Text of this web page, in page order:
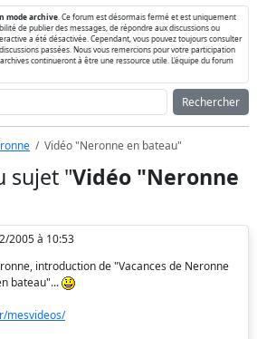
mode archive . Ce forum est désormais fermé et est uniquement
de publier des messages, de répondre aux discussions ou
a été désactivée. Cependant, vous pouvez toujours consulter
passées. Nous vous remercions pour votre participation
continueront à être une ressource utile. L'équipe du forum
Rechercher
Vidéo "Neronne en bateau"
sujet "Vidéo "Neronne
2005 à 10:53
introduction de "Vacances de Neronne
bateau"...
mesvideos/